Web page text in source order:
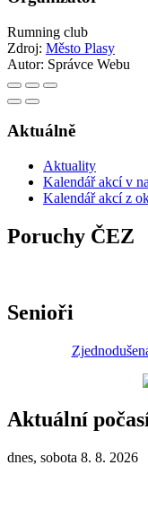
Rumning club
Zdroj: Město Plasy
Autor: Správce Webu
Aktuálně
Aktuality
Kalendář akcí v
Kalendář akcí z
Poruchy ČEZ
Senioři
Aktuální
dnes, sobota 8. 8. 2026